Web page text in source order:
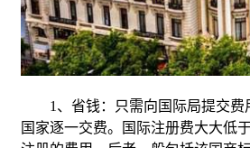
1、省钱：只需向国际局提交费
国家逐一交费。国际注册费大大低